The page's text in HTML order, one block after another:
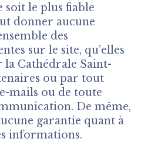
soit le plus fiable
donner aucune
des
sur le site, qu’elles
Cathédrale Saint-
ou par tout
mails ou de toute
De même,
garantie quant à
informations.